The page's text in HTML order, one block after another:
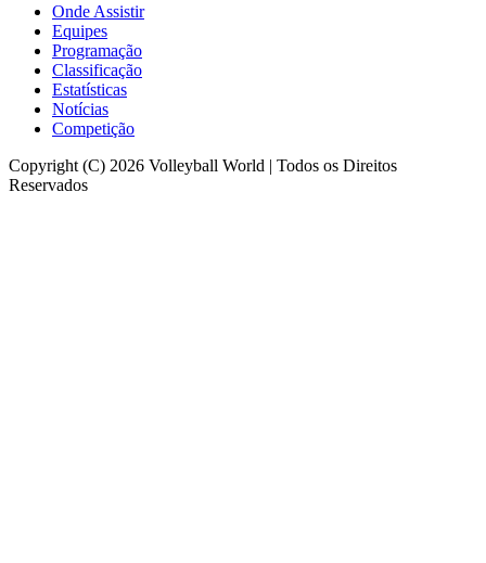
Onde Assistir
Equipes
Programação
Classificação
Estatísticas
Notícias
Competição
Copyright (C) 2026 Volleyball World | Todos os Direitos
Reservados